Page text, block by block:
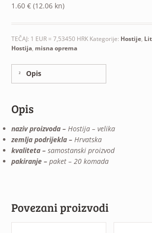
1.60 € (12.06 kn)
TEČAJ: 1 EUR = 7,53450 HRK Kategorije: Hostije,
Hostija, misna oprema
Opis
Opis
naziv proizvoda – Hostija – velika
zemlja podrijekla – Hrvatska
kvaliteta – samostanski proizvod
pakiranje – paket – 20 komada
Povezani proizvodi